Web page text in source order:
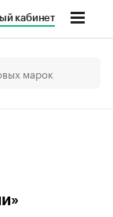
кабинет